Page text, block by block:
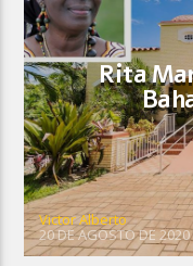
Planeta Reggae
Rita
Victor Alberto
20 DE AGOSTO DE 2020